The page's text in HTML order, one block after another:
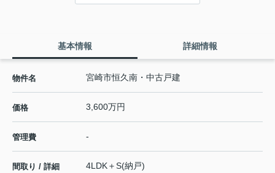
基本情報 詳細情報
物件名 宮崎市恒久南・中古戸建
価格 3,600万円
管理費 -
間取り / 詳細
4LDK＋S(納戸)